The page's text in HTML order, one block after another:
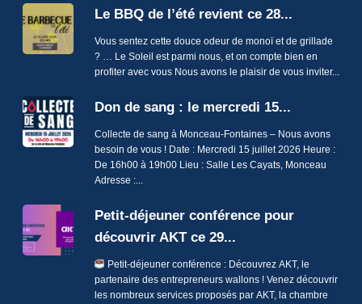
Le BBQ de l’été revient ce 28...
Vous sentez cette douce odeur de monoï et de grillade
? … Le Soleil est parmi nous, et on compte bien en
profiter avec vous Nous avons le plaisir de vous inviter...
Don de sang : le mercredi 15...
Collecte de sang à Monceau-Fontaines – Nous avons
besoin de vous ! Date : Mercredi 15 juillet 2026 Heure :
De 16h00 à 19h00 Lieu : Salle Les Cayats, Monceau
Adresse :...
Petit-déjeuner conférence pour
découvrir AKT ce 29...
Petit-déjeuner conférence : Découvrez AKT, le
partenaire des entrepreneurs wallons ! Venez découvrir
les nombreux services proposés par AKT, la chambre